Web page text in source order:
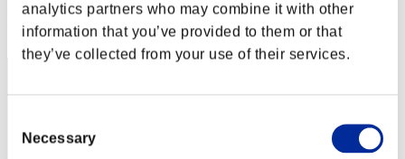
analytics partners who may combine it with other
information that you’ve provided to them or that
they’ve collected from your use of their services.
Selection
Necessary
Posizione
2